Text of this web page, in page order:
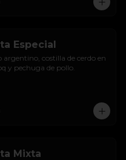
Especial
argentino, costilla de cerdo en
y pechuga de pollo.
Mixta